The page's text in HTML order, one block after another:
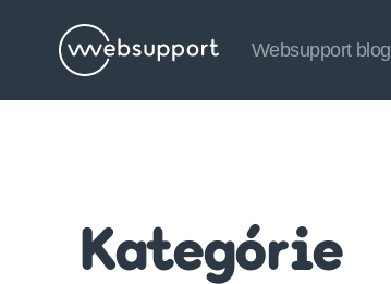
Websupport
Websupport blog
Kategórie